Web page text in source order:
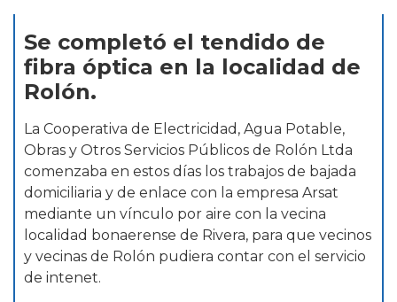
Se completó el tendido de
fibra óptica en la localidad de
Rolón.
La Cooperativa de Electricidad, Agua Potable,
Obras y Otros Servicios Públicos de Rolón Ltda
comenzaba en estos días los trabajos de bajada
domiciliaria y de enlace con la empresa Arsat
mediante un vínculo por aire con la vecina
localidad bonaerense de Rivera, para que vecinos
y vecinas de Rolón pudiera contar con el servicio
de intenet.